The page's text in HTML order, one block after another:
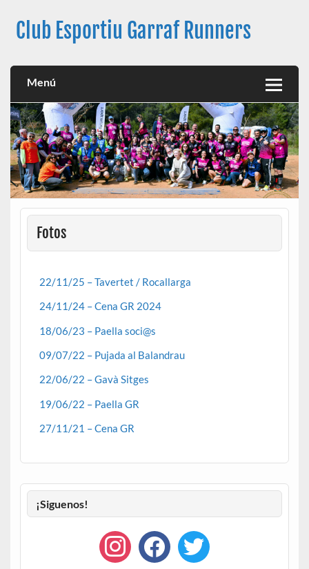
Club Esportiu Garraf Runners
Menú
Fotos
22/11/25 – Tavertet / Rocallarga
24/11/24 – Cena GR 2024
18/06/23 – Paella soci@s
09/07/22 – Pujada al Balandrau
22/06/22 – Gavà Sitges
19/06/22 – Paella GR
27/11/21 – Cena GR
¡Siguenos!